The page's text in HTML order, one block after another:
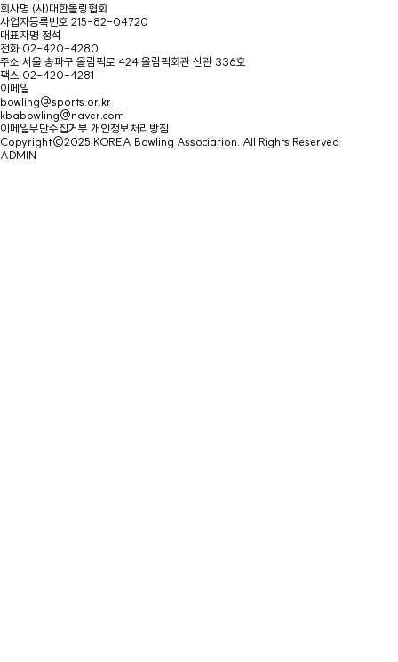
회사명 (사)대한볼링협회
사업자등록번호 215-82-04720
대표자명 정석
전화 02-420-4280
주소 서울 송파구 올림픽로 424 올림픽회관 신관 336호
팩스 02-420-4281
이메일
bowling@sports.or.kr
kbabowling@naver.com
이메일무단수집거부 개인정보처리방침
Copyright©2025 KOREA Bowling Association. All Rights Reserved
ADMIN